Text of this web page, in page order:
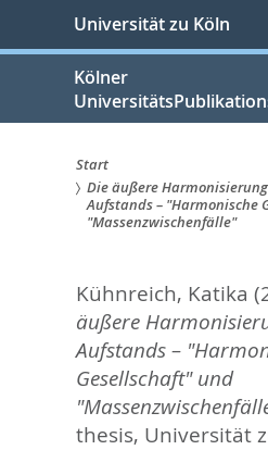
springen
Universität zu Köln
Kölner
Sie
hier:
Start
Die äußere
Aufstands – "Harmonische
"Massenzwischenfälle"
Kühnreich, Katika
äußere
Aufstands –
Gesellschaft" und
thesis, Universität